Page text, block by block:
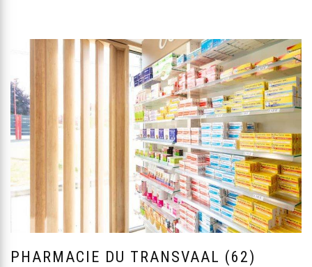
PHARMACIE DU TRANSVAAL (62)